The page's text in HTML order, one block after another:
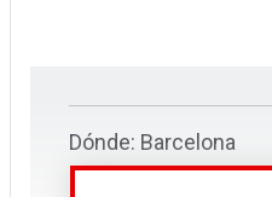
Dónde: Barcelona
Más info: